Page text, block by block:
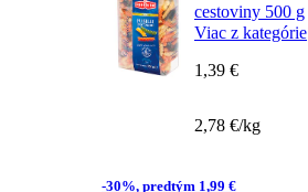
cestoviny 500 g
Viac z kategórie
-30%, predtým 1,99 €
1,39 €
2,78 €/kg